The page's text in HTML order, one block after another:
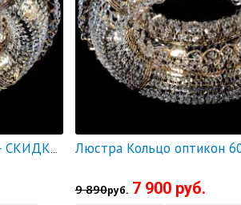
Люстра Кольцо оптикон 500 - СКИДКА!!!
9 890руб. 7 900 руб.